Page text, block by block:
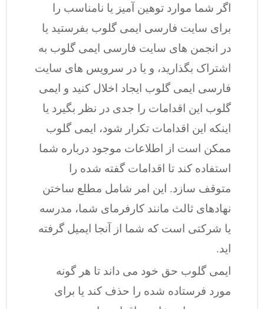
اگر شما موارد توهین آمیز یا نامناسب را
برای سایت فارسی ایمی گلوب بفرستید یا
در انجمن های سایت فارسی ایمی گلوب به
اشتراک بگذارید، و یا در سرویس های سایت
فارسی ایمی گلوب ایجاد اخلال کنید و ایمی
گلوب این اقدامات را جدی در نظر بگیرد یا
اینکه این اقدامات تکرار شود، ایمی گلوب
ممکن است از اطلاعات موجود درباره شما
استفاده کند تا اقدامات گفته شده را
متوقف سازد. این امر شامل مطلع ساختن
نهادهای ثالث مانند کارفرمای شما، مدرسه
یا شرکتی است که شما از آنجا ایمیل گرفته
اید.
ایمی گلوب حق خود می داند تا هر گونه
مورد فرستاده شده را حذف کند یا برای